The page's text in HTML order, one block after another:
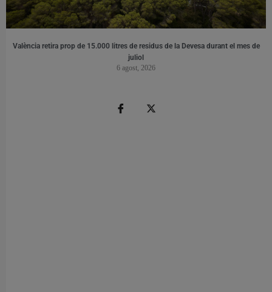
València retira prop de 15.000 litres de residus de la Devesa durant el mes de
juliol
6 agost, 2026